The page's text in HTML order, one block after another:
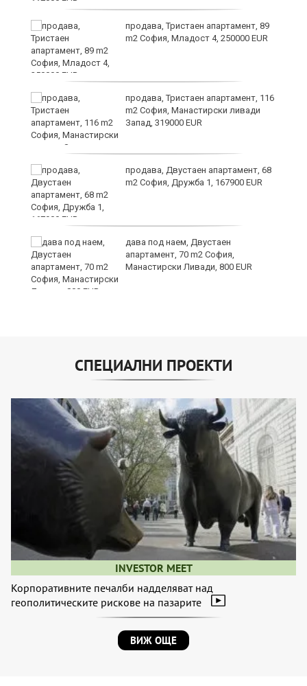
продава, Тристаен апартамент, 89
m2 София, Младост 4, 250000 EUR
продава, Тристаен апартамент, 116
m2 София, Манастирски ливади
Запад, 319000 EUR
продава, Двустаен апартамент, 68
m2 София, Дружба 1, 167900 EUR
дава под наем, Двустаен
апартамент, 70 m2 София,
Манастирски Ливади, 800 EUR
СПЕЦИАЛНИ ПРОЕКТИ
INVESTOR MEET
Корпоративните печалби надделяват над
геополитическите рискове на пазарите
ВИЖ ОЩЕ